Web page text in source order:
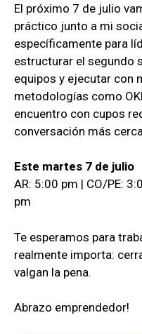
El próximo 7 de julio
práctico junto a mi
específicamente para
estructurar el segundo
equipos y ejecutar con
metodologías como
encuentro con cupos
conversación más
Este martes 7 de julio
AR: 5:00 pm | CO/PE:
pm
Te esperamos para
realmente importa:
valgan la pena.
Abrazo emprendedor!